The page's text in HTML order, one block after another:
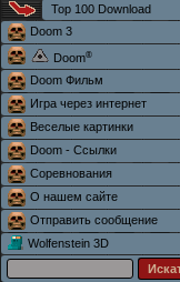
Top 100 Download
Doom 3
Doom®
Doom Фильм
Игра через интернет
Веселые картинки
Doom - Ссылки
Соревнования
О нашем сайте
Отправить сообщение
Wolfenstein 3D